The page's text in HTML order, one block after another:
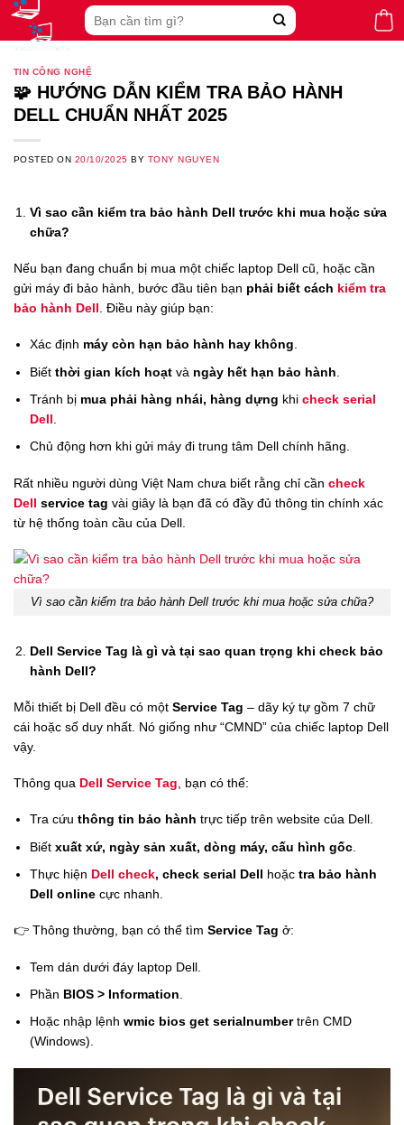
Skip
content
Search
for:
TIN CÔNG NGHỆ
🧩 HƯỚNG DẪN KIỂM TRA BẢO HÀNH
DELL CHUẨN NHẤT 2025
POSTED ON 20/10/2025 BY TONY NGUYEN
Vì sao cần kiểm tra bảo hành Dell trước khi mua hoặc sửa
chữa?
Nếu bạn đang chuẩn bị mua một chiếc laptop Dell cũ, hoặc cần
gửi máy đi bảo hành, bước đầu tiên bạn phải biết cách kiểm tra
bảo hành Dell . Điều này giúp bạn:
Xác định máy còn hạn bảo hành hay không.
Biếtthời gian kích hoạt và ngày hết hạn bảo hành
Tránh bị mua phải hàng nhái, hàng dựng khi check serial
Dell
Chủ động hơn khi gửi máy đi trung tâm Dell chính hãng.
Rất nhiều người dùng Việt Nam chưa biết rằng chỉ cần check
Dell service tag vài giây là bạn đã có đầy đủ thông tin chính xác
từ hệ thống toàn cầu của Dell.
Vì sao cần kiểm tra bảo hành Dell trước khi mua hoặc sửa chữa?
Dell Service Tag là gì và tại sao quan trọng khi check bảo
hành Dell?
Mỗi thiết bị Dell đều có một Service Tag – dãy ký tự gồm 7 chữ
cái hoặc số duy nhất. Nó giống như “CMND” của chiếc laptop Dell
vậy.
Thông qua Dell Service Tag, bạn có thể:
Tra cứuthông tin bảo hành trực tiếp trên website của Dell.
Biếtxuất xứ, ngày sản xuất, dòng máy, cấu hình gốc
Thực hiện Dell check, check serial Dell hoặctra bảo hành
Dell online cực nhanh.
👉 Thông thường, bạn có thể tìm Service Tag ở:
Tem dán dưới đáy laptop Dell.
Phần BIOS > Information
Hoặc nhập lệnhwmic bios get serialnumbertrên CMD
(Windows).